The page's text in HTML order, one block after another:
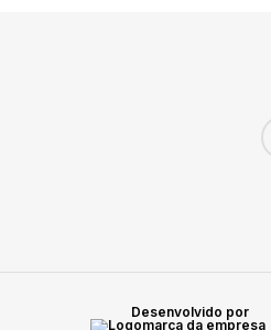
Desenvolvido por